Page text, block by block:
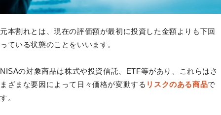
元本割れとは、現在の評価額が最初に投資した金額よりも下回
っている状態のことをいいます。
NISAの対象商品は株式や投資信託、ETF等があり、これらはさ
まざまな要因によって日々価格が変動する リスクのある商品で
す。